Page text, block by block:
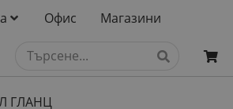
Офис Магазини
ГЛАНЦ